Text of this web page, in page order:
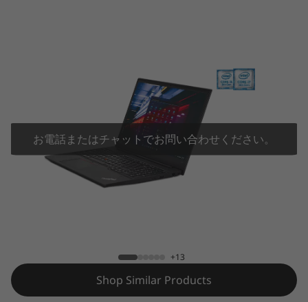
第
イ
お電話またはチャットでお問い合わせください。
+13
Shop Similar Products